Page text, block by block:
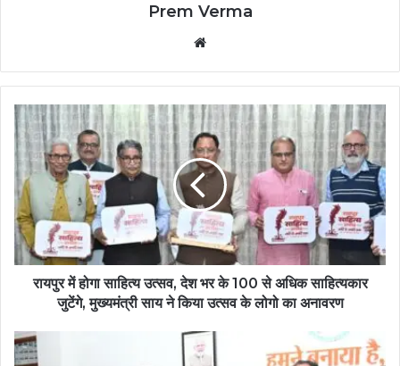
Prem Verma
रायपुर में होगा साहित्य उत्सव, देश भर के 100 से अधिक साहित्यकार
जुटेंगे, मुख्यमंत्री साय ने किया उत्सव के लोगो का अनावरण